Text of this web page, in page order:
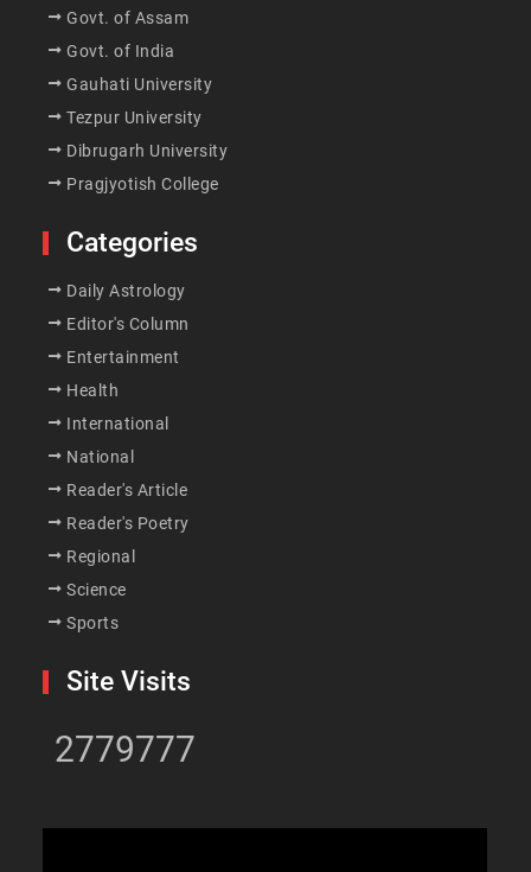
Govt. of Assam
Govt. of India
Gauhati University
Tezpur University
Dibrugarh University
Pragjyotish College
Categories
Daily Astrology
Editor's Column
Entertainment
Health
International
National
Reader's Article
Reader's Poetry
Regional
Science
Sports
Site Visits
2779777